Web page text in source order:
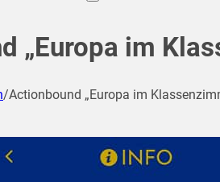
„Europa im
/Actionbound „Europa im